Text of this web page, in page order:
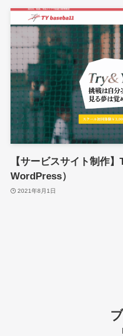
【サービスサイト制作
WordPress）
2021年8月1日